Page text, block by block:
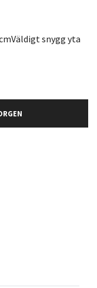
snygg yta